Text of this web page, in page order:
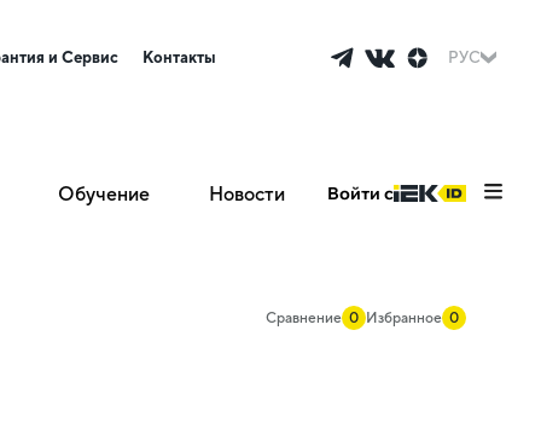
и Сервис Контакты РУС
Обучение Новости Войти с
Сравнение 0 Избранное 0